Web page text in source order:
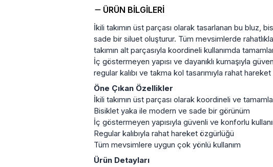
ÜRÜN BILGILERI
İkili takımın üst parçası olarak tasarlanan bu bluz,
sade bir siluet oluşturur. Tüm mevsimlerde
takımın alt parçasıyla koordineli kullanımda
İç göstermeyen yapısı ve dayanıklı kumaşıyla
regular kalıbı ve takma kol tasarımıyla rahat
Öne Çıkan Özellikler
İkili takımın üst parçası olarak koordineli ve
Bisiklet yaka ile modern ve sade bir görünüm
İç göstermeyen yapısıyla güvenli ve konforlu
Regular kalıbıyla rahat hareket özgürlüğü
Tüm mevsimlere uygun çok yönlü kullanım
Ürün Detayları